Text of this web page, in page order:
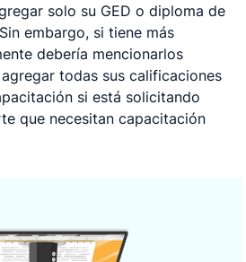
solo su GED o diploma de
embargo, si tiene más
debería mencionarlos
todas sus calificaciones
si está solicitando
que necesitan capacitación